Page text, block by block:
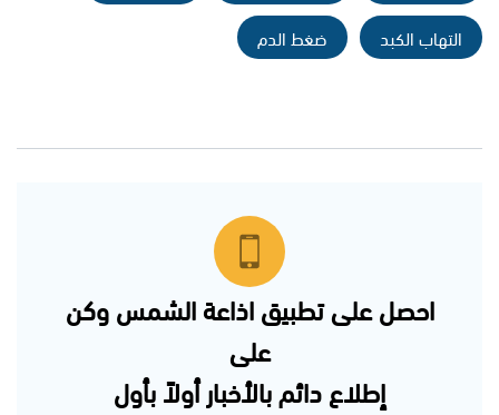
التهاب الكبد
ضغط الدم
احصل على تطبيق اذاعة الشمس وكن
على
إطلاع دائم بالأخبار أولاً بأول